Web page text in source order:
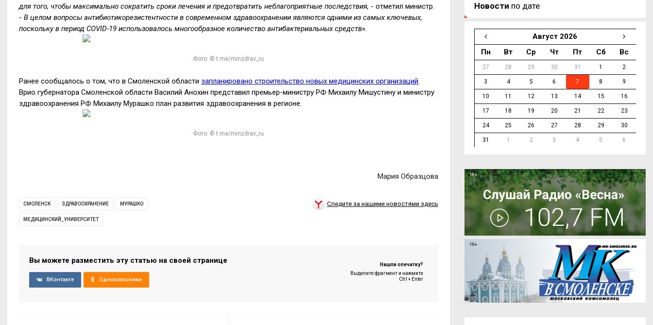
для того, чтобы максимально сократить сроки лечения и предотвратить неблагоприятные последствия, - отметил министр.
- В целом вопросы антибиотикорезистентности в современном здравоохранении являются одними из самых ключевых,
поскольку в период COVID-19 использовалось многообразное количество антибактериальных средств».
Фото: © t.me/minzdrav_ru
Ранее сообщалось о том, что в Смоленской области запланировано строительство новых медицинских организаций.
Врио губернатора Смоленской области Василий Анохин представил премьер-министру РФ Михаилу Мишустину и министру
здравоохранения РФ Михаилу Мурашко план развития здравоохранения в регионе.
Фото: © t.me/minzdrav_ru
Мария Образцова
СМОЛЕНСК ЗДРАВООХРАНЕНИЕ МУРАШКО
МЕДИЦИНСКИЙ_УНИВЕРСИТЕТ
Следите за нашими новостями здесь
Вы можете разместить эту статью на своей странице
ВКонтакте Одноклассники
Нашли опечатку?
Выделите фрагмент и нажмите
Ctrl + Enter
Новости по дате
Август 2026
Пн
Вт Ср Чт Пт Сб Вс
27 28 29 30 31 1 2
3 4 5 6 7 8 9
10 11 12 13 14 15 16
17 18 19 20 21 22 23
24 25 26 27 28 29 30
31 1 2 3 4 5 6